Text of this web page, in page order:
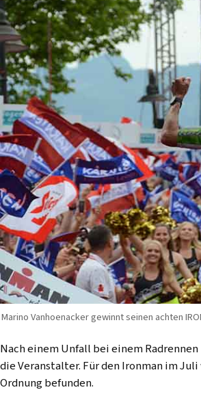
Marino Vanhoenacker gewinnt seinen achten
Nach einem Unfall bei einem
die Veranstalter. Für den Ironman im
Ordnung befunden.